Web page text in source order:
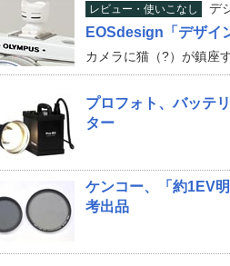
レビュー・使いこなし デ
EOSdesign「デザイ
カメラに猫（?）が鎮座
プロフォト、バッテ
ター
ケンコー、「約1EV
考出品